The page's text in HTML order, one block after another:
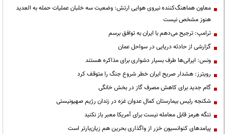
معاون هماهنگ‌کننده نیروی هوایی ارتش: وضعیت سه خلبان عملیات حمله به العدید
هنوز مشخص نیست
ترامپ: ترجیح می‌دهم با ایران به توافق برسم
گزارشی از حادثه دریایی در سواحل عمان
ونس: ایرانی‌ها طرف بسیار دشواری برای مذاکره هستند
رویترز: هشدار صریح ایران خطر شروع جنگ را متوقف کرد
گام جدید برای کاهش مصرف گاز در بخش خانگی
شکنجه رئیس بیمارستان کمال عدوان غزه در زندان رژیم صهیونیستی
تنگه هرمز قابل معامله نیست برای آمریکا معبر باز نکنید
پیامدهای کنوانسیون خزر از واگذاری بحرین هم زیان‌بارتر است